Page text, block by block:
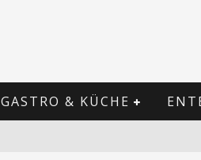
GASTRO & KÜCHE